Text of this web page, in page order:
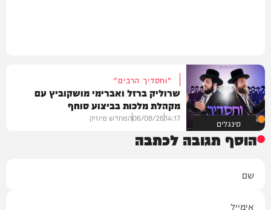
סינגלים
"וחסדיך הרבים"
שרוליק ברזל ואברימי מושקוביץ עם
מקהלת מלכות בביצוע סוחף
14:17
06/08/26המחדש מיוזיק
הוסף תגובה לכתבה